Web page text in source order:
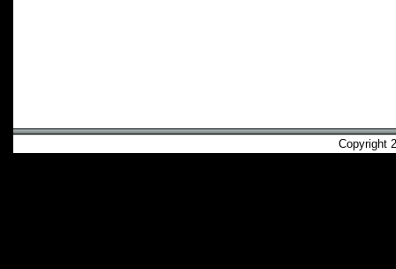
Copyright